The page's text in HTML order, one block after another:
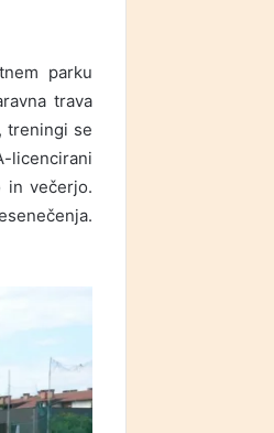
parku
trava
treningi se
licencirani
in večerjo.